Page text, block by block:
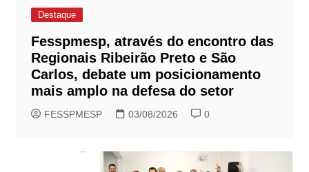
Destaque
Fesspmesp, através do encontro das
Regionais Ribeirão Preto e São
Carlos, debate um posicionamento
mais amplo na defesa do setor
FESSPMESP 03/08/2026 0